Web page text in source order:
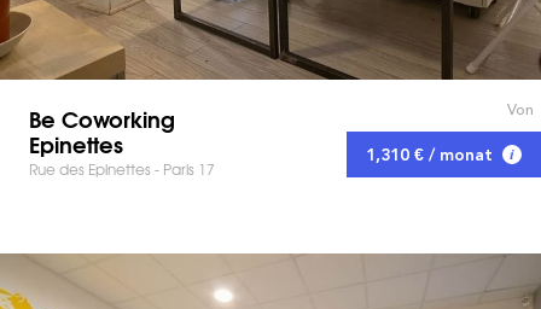
Be Coworking
Epinettes
Rue des Epinettes - Paris 17
Von
1,310 € / monat